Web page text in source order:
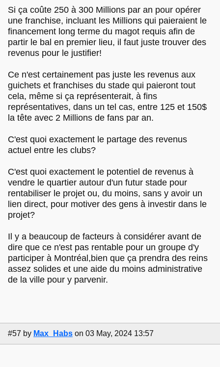
Si ça coûte 250 à 300 Millions par an pour opérer
une franchise, incluant les Millions qui paieraient le
financement long terme du magot requis afin de
partir le bal en premier lieu, il faut juste trouver des
revenus pour le justifier!
Ce n'est certainement pas juste les revenus aux
guichets et franchises du stade qui paieront tout
cela, même si ça représenterait, à fins
représentatives, dans un tel cas, entre 125 et 150$
la tête avec 2 Millions de fans par an.
C'est quoi exactement le partage des revenus
actuel entre les clubs?
C'est quoi exactement le potentiel de revenus à
vendre le quartier autour d'un futur stade pour
rentabiliser le projet ou, du moins, sans y avoir un
lien direct, pour motiver des gens à investir dans le
projet?
Il y a beaucoup de facteurs à considérer avant de
dire que ce n'est pas rentable pour un groupe d'y
participer à Montréal,bien que ça prendra des reins
assez solides et une aide du moins administrative
de la ville pour y parvenir.
#57 by Max_Habs on 03 May, 2024 13:57